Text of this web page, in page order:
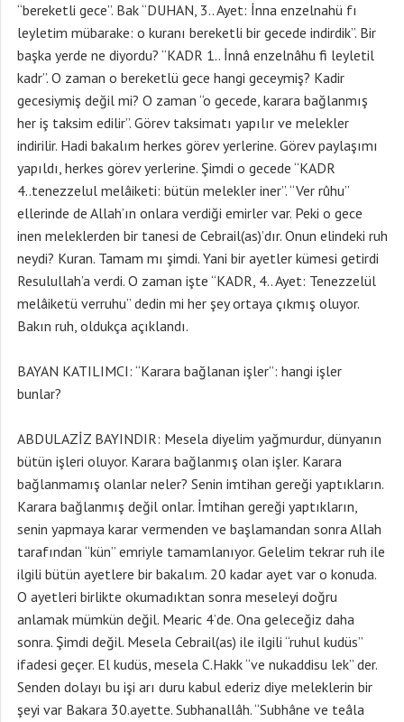
“bereketli gece”. Bak “DUHAN, 3.. Ayet: İnna enzelnahü fı
leyletim mübarake: o kuranı bereketli bir gecede indirdik”. Bir
başka yerde ne diyordu? “KADR 1.. İnnâ enzelnâhu fi leyletil
kadr”. O zaman o bereketlü gece hangi geceymiş? Kadir
gecesiymiş değil mi? O zaman “o gecede, karara bağlanmış
her iş taksim edilir”. Görev taksimatı yapılır ve melekler
indirilir. Hadi bakalım herkes görev yerlerine. Görev paylaşımı
yapıldı, herkes görev yerlerine. Şimdi o gecede “KADR
4..tenezzelul melâiketi: bütün melekler iner”. “Ver rûhu”
ellerinde de Allah’ın onlara verdiği emirler var. Peki o gece
inen meleklerden bir tanesi de Cebrail(as)’dır. Onun elindeki ruh
neydi? Kuran. Tamam mı şimdi. Yani bir ayetler kümesi getirdi
Resulullah’a verdi. O zaman işte “KADR, 4.. Ayet: Tenezzelül
melâiketü verruhu” dedin mi her şey ortaya çıkmış oluyor.
Bakın ruh, oldukça açıklandı.
BAYAN KATILIMCI: “Karara bağlanan işler”: hangi işler
bunlar?
ABDULAZİZ BAYINDIR: Mesela diyelim yağmurdur, dünyanın
bütün işleri oluyor. Karara bağlanmış olan işler. Karara
bağlanmamış olanlar neler? Senin imtihan gereği yaptıkların.
Karara bağlanmış değil onlar. İmtihan gereği yaptıkların,
senin yapmaya karar vermenden ve başlamandan sonra Allah
tarafından “kün” emriyle tamamlanıyor. Gelelim tekrar ruh ile
ilgili bütün ayetlere bir bakalım. 20 kadar ayet var o konuda.
O ayetleri birlikte okumadıktan sonra meseleyi doğru
anlamak mümkün değil. Mearic 4’de. Ona geleceğiz daha
sonra. Şimdi değil. Mesela Cebrail(as) ile ilgili “ruhul kudüs”
ifadesi geçer. El kudüs, mesela C.Hakk “ve nukaddisu lek” der.
Senden dolayı bu işi arı duru kabul ederiz diye meleklerin bir
şeyi var Bakara 30.ayette. Subhanallâh. “Subhâne ve teâla